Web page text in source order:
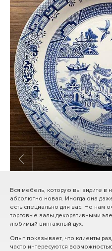
1/
Вся мебель, которую вы видите в
абсолютно новая. Иногда она
есть специально для вас. Но нам
торговые залы декоративными
любимый винтажный дух.
Опыт показывает, что клиенты
часто интересуются